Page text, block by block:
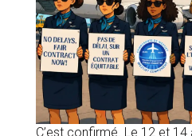
C’est confirmé. Le 12 et